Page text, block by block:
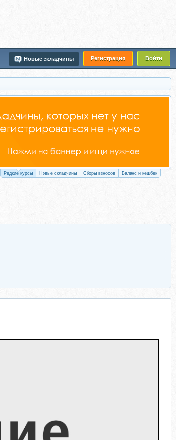
Регистрация Войти
Новые складчины
Редкие курсы Новые складчины Сборы взносов Баланс и кешбек